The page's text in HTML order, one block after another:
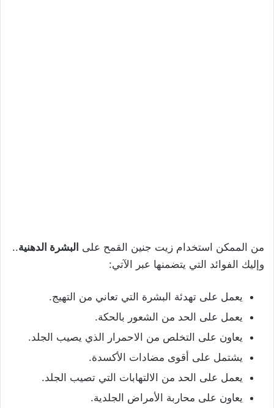
من الممكن استخدام زيت جنين القمح على البشرة الدهنية..
وإليك الفوائد التي يتضمنها عبر الآتي:
يعمل على تهدئة البشرة التي تعاني من التهيج.
يعمل على الحد من الشعور بالحكة.
يعاون على التخلص من الاحمرار الذي يصيب الجلد.
يشتمل على أقوى مضادات الأكسدة.
يعمل على الحد من الالتهابات التي تصيب الجلد.
يعاون على محاربة الأمراض الجلدية.